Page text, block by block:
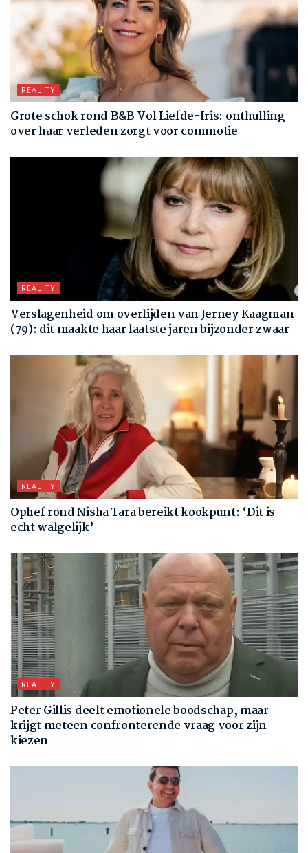
REALITY
Grote schok rond B&B Vol Liefde-Iris: onthulling
over haar verleden zorgt voor commotie
REALITY
Verslagenheid om overlijden van Jerney Kaagman
(79): dit maakte haar laatste jaren bijzonder zwaar
REALITY
Ophef rond Nisha Tara bereikt kookpunt: ‘Dit is
echt walgelijk’
REALITY
Peter Gillis deelt emotionele boodschap, maar
krijgt meteen confronterende vraag voor zijn
kiezen